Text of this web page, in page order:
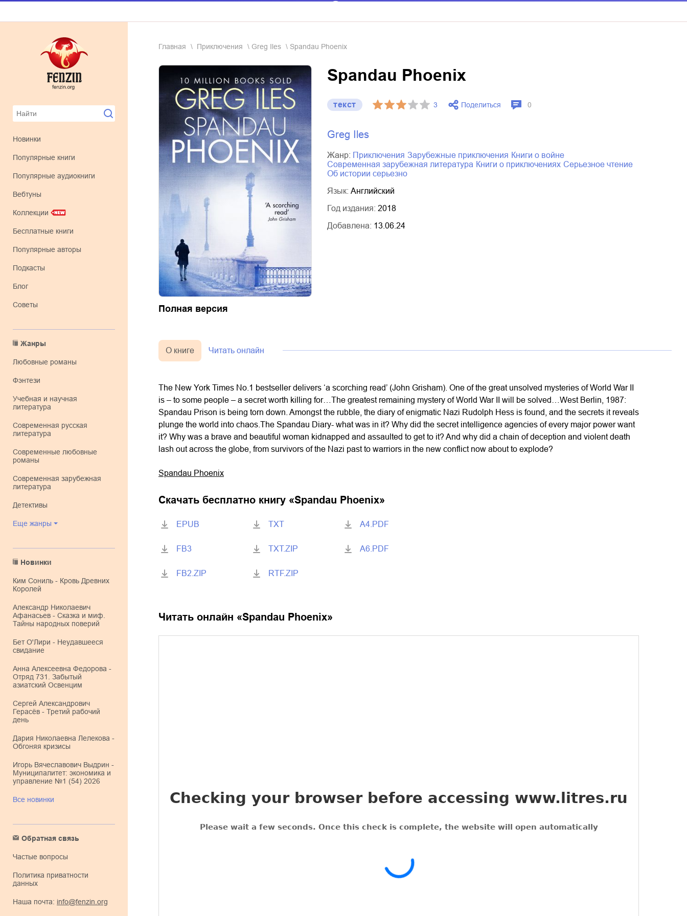
Новинки
Популярные книги
Популярные аудиокниги
Вебтуны
Коллекции
Бесплатные книги
Популярные авторы
Подкасты
Блог
Советы
Жанры
любовные романы
фэнтези
учебная и научная
литература
современная русская
литература
современные любовные
романы
современная зарубежная
литература
детективы
Еще жанры
Новинки
Ким Сониль - Кровь Древних
Королей
Александр Николаевич
Афанасьев - Сказка и миф.
Тайны народных поверий
Бет О'Лири - Неудавшееся
свидание
Анна Алексеевна Федорова -
Отряд 731. Забытый
азиатский Освенцим
Сергей Александрович
Герасёв - Третий рабочий
день
Дария Николаевна Лелекова -
Обгоняя кризисы
Игорь Вячеславович Выдрин -
Муниципалитет: экономика и
управление №1 (54) 2026
Все новинки
Обратная связь
Частые вопросы
Политика приватности
данных
Наша почта: info@fenzin.org
Главная приключения Greg Iles Spandau Phoenix
Полная версия
Spandau Phoenix
текст 3 Поделиться 0
Greg Iles
Жанр: приключения зарубежные приключения
книги о войне
современная зарубежная литература
книги о приключениях
серьезное чтение
об истории серьезно
Язык: Английский
Год издания: 2018
Добавлена: 13.06.24
О книге Читать онлайн
The New York Times No.1 bestseller delivers ‘a scorching read’ (John Grisham). One of the great unsolved mysteries of World War II
is – to some people – a secret worth killing for…The greatest remaining mystery of World War II will be solved…West Berlin, 1987:
Spandau Prison is being torn down. Amongst the rubble, the diary of enigmatic Nazi Rudolph Hess is found, and the secrets it reveals
plunge the world into chaos.The Spandau Diary- what was in it? Why did the secret intelligence agencies of every major power want
it? Why was a brave and beautiful woman kidnapped and assaulted to get to it? And why did a chain of deception and violent death
lash out across the globe, from survivors of the Nazi past to warriors in the new conflict now about to explode?
Spandau Phoenix
Скачать бесплатно книгу «Spandau Phoenix»
EPUB
FB3
FB2.ZIP
TXT
TXT.ZIP
RTF.ZIP
A4.PDF
A6.PDF
Читать онлайн «Spandau Phoenix»